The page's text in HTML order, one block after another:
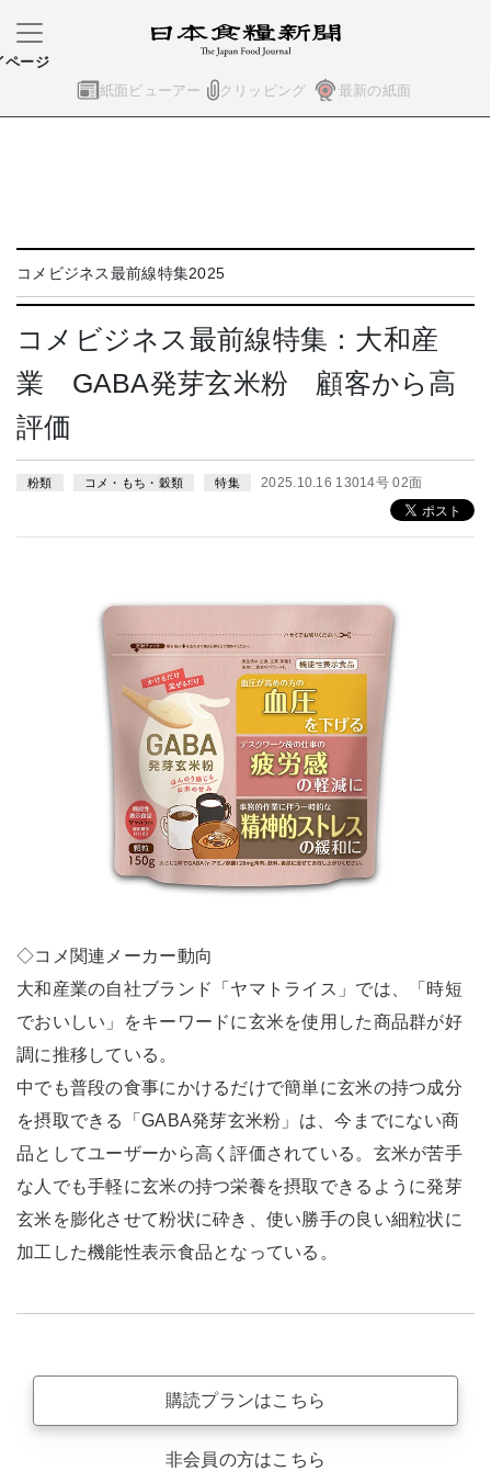
紙面ビューアー クリッピング 最新の紙面
ページ
コメビジネス最前線特集2025
コメビジネス最前線特集：大和産
業 GABA発芽玄米粉 顧客から高
評価
粉類 コメ・もち・穀類 特集 2025.10.16 13014号 02面
◇コメ関連メーカー動向
大和産業の自社ブランド「ヤマトライス」では、「時短
でおいしい」をキーワードに玄米を使用した商品群が好
調に推移している。
中でも普段の食事にかけるだけで簡単に玄米の持つ成分
を摂取できる「GABA発芽玄米粉」は、今までにない商
品としてユーザーから高く評価されている。玄米が苦手
な人でも手軽に玄米の持つ栄養を摂取できるように発芽
玄米を膨化させて粉状に砕き、使い勝手の良い細粒状に
加工した機能性表示食品となっている。
購読プランはこちら
非会員の方はこちら